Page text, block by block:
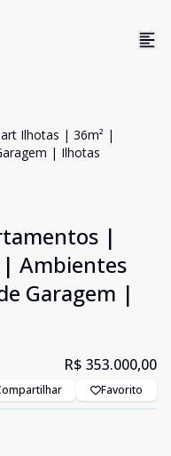
Ilhotas | 36m² |
| Ilhotas
|
Ambientes
Garagem |
R$ 353.000,00
Favorito